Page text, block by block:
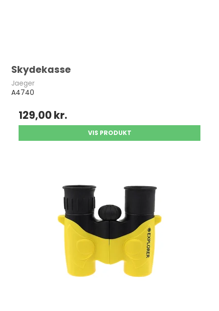
Skydekasse
Jaeger
A4740
129,00 kr.
VIS PRODUKT